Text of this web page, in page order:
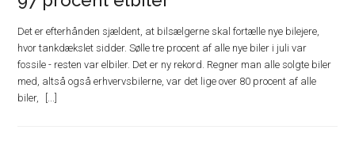
Det er efterhånden sjældent, at bilsælgerne skal fortælle nye bilejere,
hvor tankdækslet sidder. Sølle tre procent af alle nye biler i juli var
fossile - resten var elbiler. Det er ny rekord. Regner man alle solgte biler
med, altså også erhvervsbilerne, var det lige over 80 procent af alle
biler,